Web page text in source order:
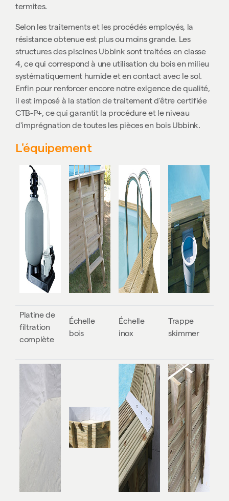
termites.
Selon les traitements et les procédés employés, la
résistance obtenue est plus ou moins grande. Les
structures des piscines Ubbink sont traitées en classe
4, ce qui correspond à une utilisation du bois en milieu
systématiquement humide et en contact avec le sol.
Enfin pour renforcer encore notre exigence de qualité,
il est imposé à la station de traitement d'être certifiée
CTB-P+, ce qui garantit la procédure et le niveau
d'imprégnation de toutes les pièces en bois Ubbink.
L'équipement
Platine de
filtration
complète
Échelle
bois
Échelle
inox
Trappe
skimmer